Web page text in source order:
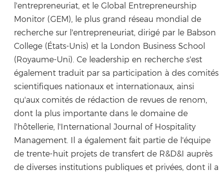
l'entrepreneuriat, et le Global Entrepreneurship
Monitor (GEM), le plus grand réseau mondial de
recherche sur l'entrepreneuriat, dirigé par le Babson
College (États-Unis) et la London Business School
(Royaume-Uni). Ce leadership en recherche s'est
également traduit par sa participation à des comités
scientifiques nationaux et internationaux, ainsi
qu'aux comités de rédaction de revues de renom,
dont la plus importante dans le domaine de
l'hôtellerie, l'International Journal of Hospitality
Management. Il a également fait partie de l'équipe
de trente-huit projets de transfert de R&D&I auprès
de diverses institutions publiques et privées, dont il a